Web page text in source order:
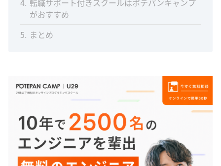
4 転職サポート付きスクールはポテパンキャンプ
がおすすめ
5 まとめ